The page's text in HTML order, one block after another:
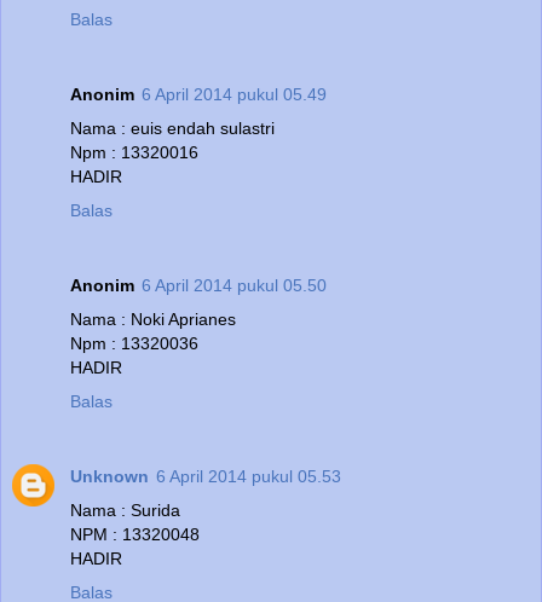
Balas
Anonim 6 April 2014 pukul 05.49
Nama : euis endah sulastri
Npm : 13320016
HADIR
Balas
Anonim 6 April 2014 pukul 05.50
Nama : Noki Aprianes
Npm : 13320036
HADIR
Balas
Unknown 6 April 2014 pukul 05.53
Nama : Surida
NPM : 13320048
HADIR
Balas